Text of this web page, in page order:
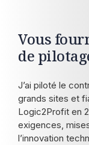
Vous
de
J’ai piloté le
grands sites et
Logic2Profit en
exigences,
l’innovation